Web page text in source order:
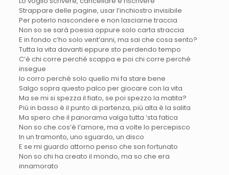
Strappare delle pagine, usar l’inchiostro invisibile
Per poterlo nascondere e non lasciarne traccia
Non so se sarà poesia oppure solo carta straccia
E in fondo c’ho solo vent’anni, ma sai che cosa sento?
Tutta la vita davanti eppure sto perdendo tempo
C’è chi corre perché scappa e poi chi corre perché
insegue
Io corro perché solo quello mi fa stare bene
Salgo sopra questo palco per giocare con la vita
Ma se mi si spezza il fiato, se poi spezzo la matita?
Più in basso è il punto di partenza, più alta è la salita
Ma spero che il panorama valga tutta ‘sta fatica
Non so che cos’è l’amore, ma a volte lo percepisco
In un tramonto, uno sguardo, un disco
E se mi guardo attorno penso che son fortunato
Non so chi ha creato il mondo, ma so che era
innamorato